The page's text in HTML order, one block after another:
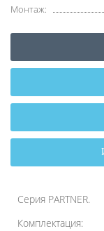
Монтаж:
Серия PARTNER.
Комплектация: